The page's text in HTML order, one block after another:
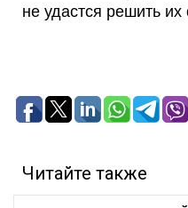
не удастся решить
Читайте также